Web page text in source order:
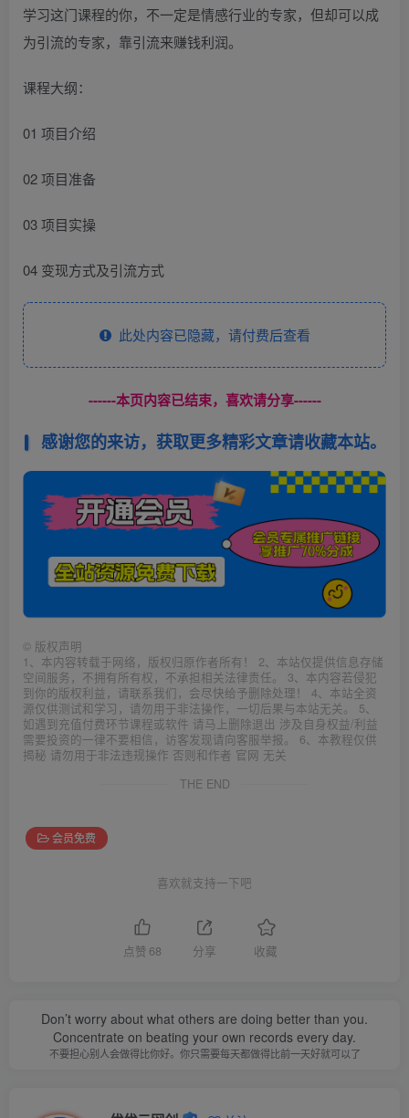
学习这门课程的你，不一定是情感行业的专家，但却可以成
为引流的专家，靠引流来赚钱利润。
课程大纲：
01 项目介绍
02 项目准备
03 项目实操
04 变现方式及引流方式
此处内容已隐藏，请付费后查看
------本页内容已结束，喜欢请分享------
感谢您的来访，获取更多精彩文章请收藏本站。
© 版权声明
1、本内容转载于网络，版权归原作者所有！ 2、本站仅提供信息存储
空间服务，不拥有所有权，不承担相关法律责任。 3、本内容若侵犯
到你的版权利益，请联系我们，会尽快给予删除处理！ 4、本站全资
源仅供测试和学习，请勿用于非法操作，一切后果与本站无关。 5、
如遇到充值付费环节课程或软件 请马上删除退出 涉及自身权益/利益
需要投资的一律不要相信，访客发现请向客服举报。 6、本教程仅供
揭秘 请勿用于非法违规操作 否则和作者 官网 无关
THE END
会员免费
喜欢就支持一下吧
点赞 68 分享 收藏
Don’t worry about what others are doing better than you.
Concentrate on beating your own records every day.
不要担心别人会做得比你好。你只需要每天都做得比前一天好就可以了